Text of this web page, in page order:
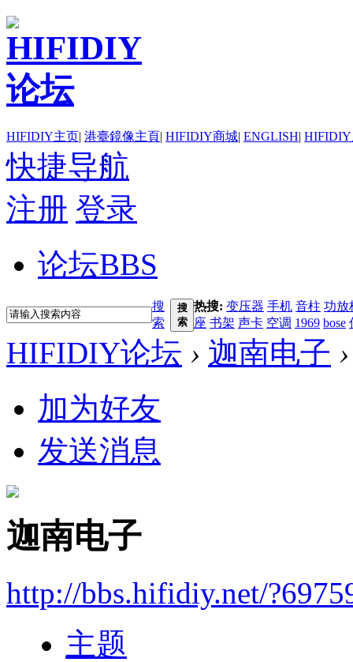
HIFIDIY主页| 港臺鏡像主頁| HIFIDIY商城| ENGLISH|
快捷导航
注册 登录
论坛BBS
搜
索
搜
索
热搜: 变压器 手机 音柱 功放
座 书架 声卡 空调 1969 bose
HIFIDIY论坛 › 迦南电子 ›
加为好友
发送消息
迦南电子
http://bbs.hifidiy.net/
主题